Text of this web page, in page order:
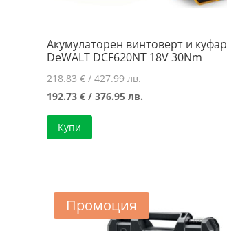
Акумулаторен винтоверт и куфар
DeWALT DCF620NT 18V 30Nm
218.83€/ 427.99 лв.Original
price
192.73 €/ 376.95 лв.Текущата
Купи
Промоция